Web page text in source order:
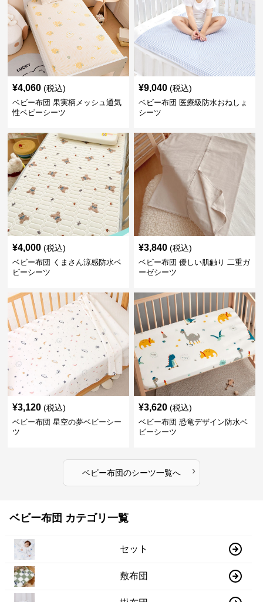
¥4,060 (税込)
ベビー布団 果実柄メッシュ通気
性ベビーシーツ
¥9,040 (税込)
ベビー布団 医療級防水おねしょ
シーツ
¥4,000 (税込)
ベビー布団 くまさん涼感防水ベ
ビーシーツ
¥3,840 (税込)
ベビー布団 優しい肌触り 二重ガ
ーゼシーツ
¥3,120 (税込)
ベビー布団 星空の夢ベビーシー
ツ
¥3,620 (税込)
ベビー布団 恐竜デザイン防水ベ
ビーシーツ
ベビー布団のシーツ一覧へ ›
ベビー布団 カテゴリ一覧
セット
敷布団